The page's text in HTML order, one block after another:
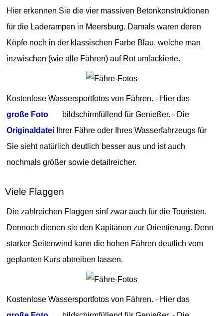
Hier erkennen Sie die vier massiven Betonkonstruktionen
für die Laderampen in Meersburg. Damals waren deren
Köpfe noch in der klassischen Farbe Blau, welche man
inzwischen (wie alle Fähren) auf Rot umlackierte.
Kostenlose Wassersportfotos von Fähren. - Hier das
große Foto
bildschirmfüllend für Genießer. - Die
Originaldatei Ihrer Fähre oder Ihres Wasserfahrzeugs für
Sie sieht natürlich deutlich besser aus und ist auch
nochmals größer sowie detailreicher.
Viele Flaggen
Die zahlreichen Flaggen sinf zwar auch für die Touristen.
Dennoch dienen sie den Kapitänen zur Orientierung. Denn
starker Seitenwind kann die hohen Fähren deutlich vom
geplanten Kurs abtreiben lassen.
Kostenlose Wassersportfotos von Fähren. - Hier das